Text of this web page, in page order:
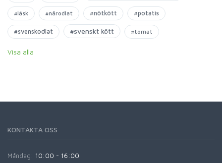
#läsk #närodlat #nötkött #potatis
#svenskodlat #svenskt kött #tomat
Visa alla
KONTAKTA OSS
Måndag: 10:00 - 16:00